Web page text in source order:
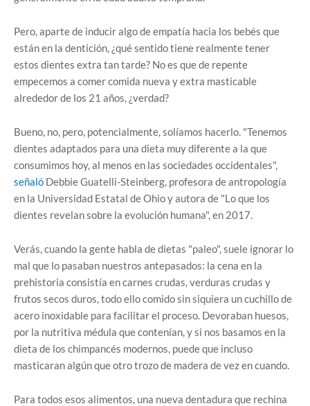
Pero, aparte de inducir algo de empatía hacia los bebés que
están en la dentición, ¿qué sentido tiene realmente tener
estos dientes extra tan tarde? No es que de repente
empecemos a comer comida nueva y extra masticable
alrededor de los 21 años, ¿verdad?
Bueno, no, pero, potencialmente, solíamos hacerlo. "Tenemos
dientes adaptados para una dieta muy diferente a la que
consumimos hoy, al menos en las sociedades occidentales",
señaló Debbie Guatelli-Steinberg, profesora de antropología
en la Universidad Estatal de Ohio y autora de "Lo que los
dientes revelan sobre la evolución humana", en 2017.
Verás, cuando la gente habla de dietas "paleo", suele ignorar lo
mal que lo pasaban nuestros antepasados: la cena en la
prehistoria consistía en carnes crudas, verduras crudas y
frutos secos duros, todo ello comido sin siquiera un cuchillo de
acero inoxidable para facilitar el proceso. Devoraban huesos,
por la nutritiva médula que contenían, y si nos basamos en la
dieta de los chimpancés modernos, puede que incluso
masticaran algún que otro trozo de madera de vez en cuando.
Para todos esos alimentos, una nueva dentadura que rechina